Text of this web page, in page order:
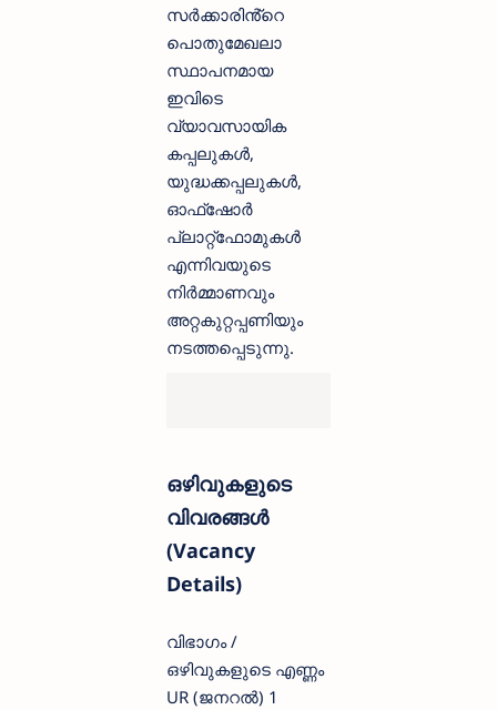
സർക്കാരിൻ്റെ
പൊതുമേഖലാ
സ്ഥാപനമായ
ഇവിടെ
വ്യാവസായിക
കപ്പലുകൾ,
യുദ്ധക്കപ്പലുകൾ,
ഓഫ്ഷോർ
പ്ലാറ്റ്ഫോമുകൾ
എന്നിവയുടെ
നിർമ്മാണവും
അറ്റകുറ്റപ്പണിയും
നടത്തപ്പെടുന്നു.
ഒഴിവുകളുടെ
വിവരങ്ങൾ
(Vacancy
Details)
വിഭാഗം /
ഒഴിവുകളുടെ എണ്ണം
UR (ജനറൽ) 1